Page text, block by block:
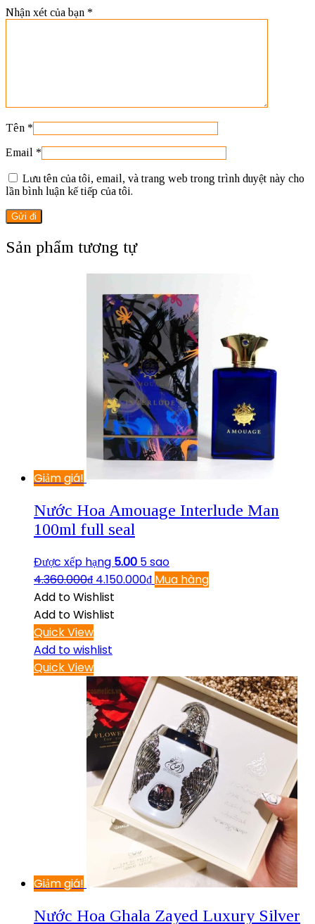
Nhận xét của bạn *
Tên *
Email *
Lưu tên của tôi, email, và trang web trong trình duyệt này cho
lần bình luận kế tiếp của tôi.
Sản phẩm tương tự
Giảm giá!
Nước Hoa Amouage Interlude Man
100ml full seal
Được xếp hạng 5.00 5 sao
4.360.000₫ 4.150.000₫ Mua hàng
Add to Wishlist
Add to Wishlist
Quick View
Add to wishlist
Quick View
Giảm giá!
Nước Hoa Ghala Zayed Luxury Silver